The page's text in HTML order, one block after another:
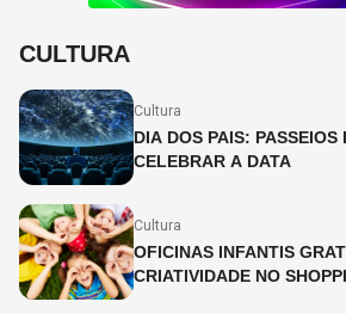
CULTURA
Cultura
DIA DOS PAIS: PASSEIOS
CELEBRAR A DATA
Cultura
OFICINAS INFANTIS
CRIATIVIDADE NO